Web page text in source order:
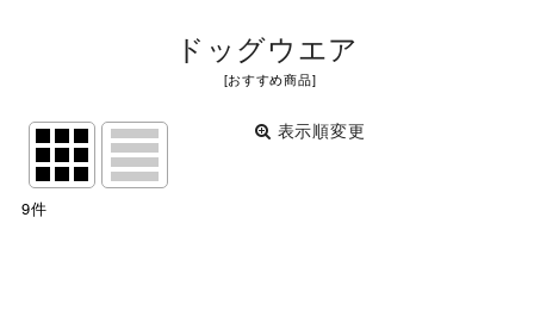
ドッグウエア
[おすすめ商品]
表示順変更
表示数
9件